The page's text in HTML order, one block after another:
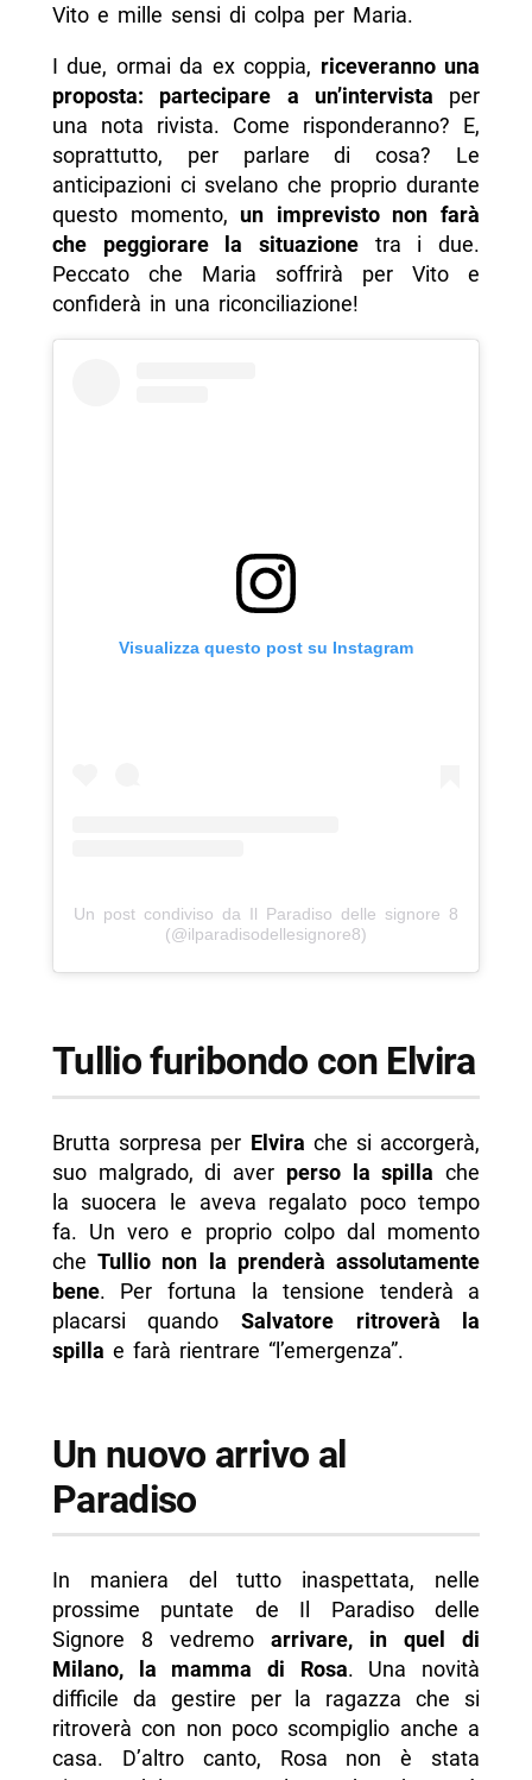
Vito e mille sensi di colpa per Maria.
I due, ormai da ex coppia, riceveranno una
proposta: partecipare a un’intervista per
una nota rivista. Come risponderanno? E,
soprattutto, per parlare di cosa? Le
anticipazioni ci svelano che proprio durante
questo momento, un imprevisto non farà
che peggiorare la situazione tra i due.
Peccato che Maria soffrirà per Vito e
confiderà in una riconciliazione!
Visualizza questo post su Instagram
Un post condiviso da Il Paradiso delle signore 8
(@ilparadisodellesignore8)
Tullio furibondo con Elvira
Brutta sorpresa per Elvira che si accorgerà,
suo malgrado, di aver perso la spillache
la suocera le aveva regalato poco tempo
fa. Un vero e proprio colpo dal momento
cheTullio non la prenderà assolutamente
bene. Per fortuna la tensione tenderà a
placarsi quando Salvatore ritroverà la
spilla e farà rientrare “l’emergenza”.
Un nuovo arrivo al
Paradiso
In maniera del tutto inaspettata, nelle
prossime puntate de Il Paradiso delle
Signore 8 vedremo arrivare, in quel di
Milano, la mamma di Rosa. Una novità
difficile da gestire per la ragazza che si
ritroverà con non poco scompiglio anche a
casa. D’altro canto, Rosa non è stata